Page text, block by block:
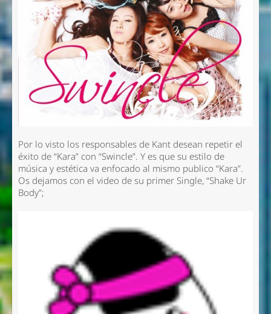
Por lo visto los responsables de Kant desean repetir el
éxito de “Kara” con “Swincle”. Y es que su estilo de
música y estética va enfocado al mismo publico “Kara”.
Os dejamos con el video de su primer Single, “Shake Ur
Body”;